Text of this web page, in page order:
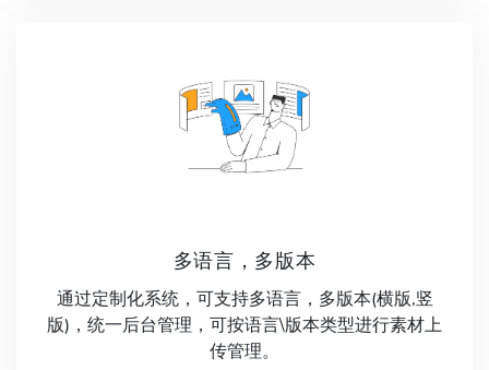
多语言，多版本
通过定制化系统，可支持多语言，多版本(横版,竖
版)，统一后台管理，可按语言\版本类型进行素材上
传管理。